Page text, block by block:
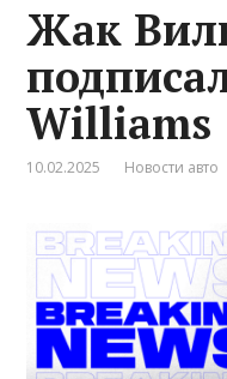
Жак
Williams
10.02.2025 Новости авто